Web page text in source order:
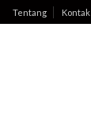
Tentang Kontak